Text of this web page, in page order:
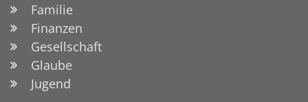
Familie
Finanzen
Gesellschaft
Glaube
Jugend